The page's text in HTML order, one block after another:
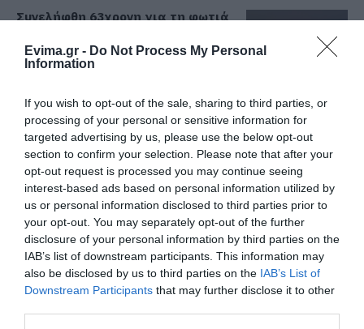
Evima.gr - Do Not Process My Personal
Information
If you wish to opt-out of the sale, sharing to third parties, or
processing of your personal or sensitive information for
targeted advertising by us, please use the below opt-out
section to confirm your selection. Please note that after your
opt-out request is processed you may continue seeing
interest-based ads based on personal information utilized by
us or personal information disclosed to third parties prior to
your opt-out. You may separately opt-out of the further
disclosure of your personal information by third parties on the
IAB’s list of downstream participants. This information may
also be disclosed by us to third parties on the IAB’s List of
Downstream Participants that may further disclose it to other
Συνελήφθη 63χρονη για τη φωτιά
06.08.2026 | 23:15
Φωτιά στη Σκύρο: Δύσκολη νύχτα
για την Καλαμίτσα – Νέες εικόνες
και βίντεο
06.08.2026 | 22:04
Εύβοια: Με κατάνυξη και πλήθος
κόσμου η μεγάλη γιορτή στους
Ωρεούς – Παρών ο Θανάσης
Ζεμπίλης
06.08.2026 | 22:00
Συντάξεις Σεπτεμβρίου 2026:
Πότε πληρώνονται οι δικαιούχοι –
Οι ημερομηνίες του e-ΕΦΚΑ
ΠΕΡΙΣΣΟΤΕΡΑ ΑΠΟ ΕΙΔΗΣΕΙΣ ΕΥΒΟΙΑ
έχουν ρεύμα σήμερα
βαθμούς σήμερα η